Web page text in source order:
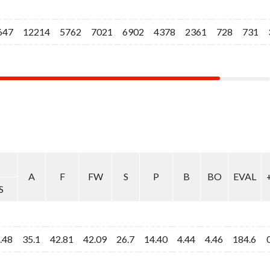
12214 5762 7021 6902 4378 2361 728 731
12214 5762 7021 6902 4378 2361 728 731
A
F FW S P B BO EVAL
35.1 42.81 42.09 26.7 14.40 4.44 4.46 184.6
A
F FW S P B BO EVAL
35.1 42.81 42.09 26.7 14.40 4.44 4.46 184.6